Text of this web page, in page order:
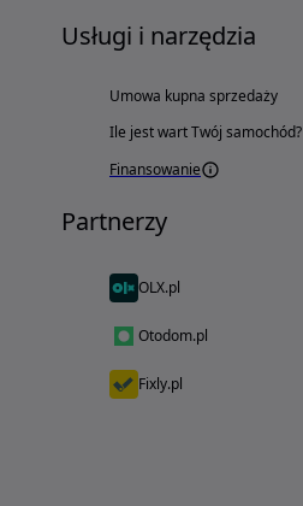
Usługi i narzędzia
Umowa kupna sprzedaży
Ile jest wart Twój samochód?
Finansowanie
Partnerzy
OLX.pl
Otodom.pl
Fixly.pl